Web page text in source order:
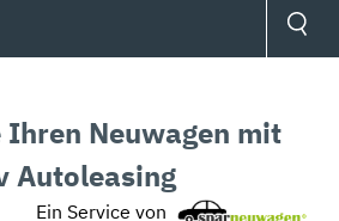
Ihren Neuwagen mit
Autoleasing
Ein Service von